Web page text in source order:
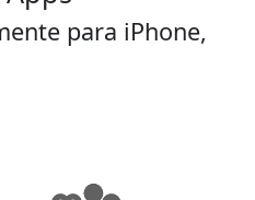
para iPhone,